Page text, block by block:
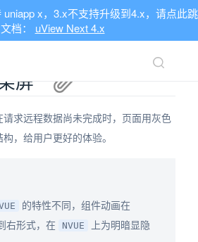
x，3.x不支持升级到4.x，请点此跳
档： uView Next 4.x
屏
求远程数据尚未完成时，页面用灰色
，给用户更好的体验。
的特性不同，组件动画在
右形式，在 NVUE
上为明暗显隐